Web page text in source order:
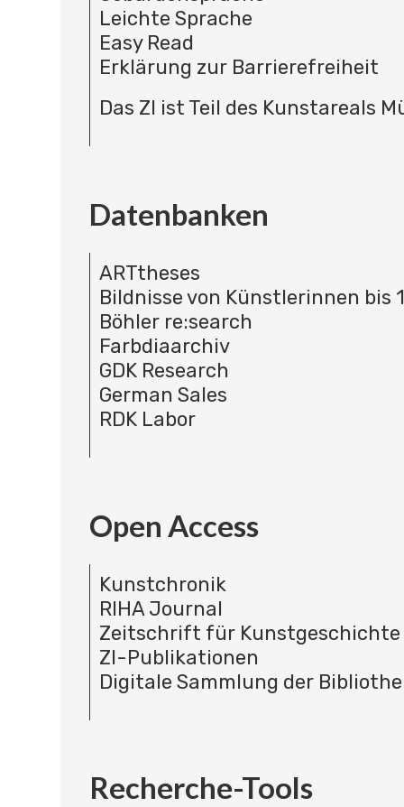
Leichte Sprache
Easy Read
Erklärung zur Barrierefreiheit
Das ZI ist Teil des Kunstareals
Datenbanken
ARTtheses
Bildnisse von Künstlerinnen bis
Böhler re:search
Farbdiaarchiv
GDK Research
German Sales
RDK Labor
Open Access
Kunstchronik
RIHA Journal
Zeitschrift für Kunstgeschichte
ZI-Publikationen
Digitale Sammlung der
Recherche-Tools